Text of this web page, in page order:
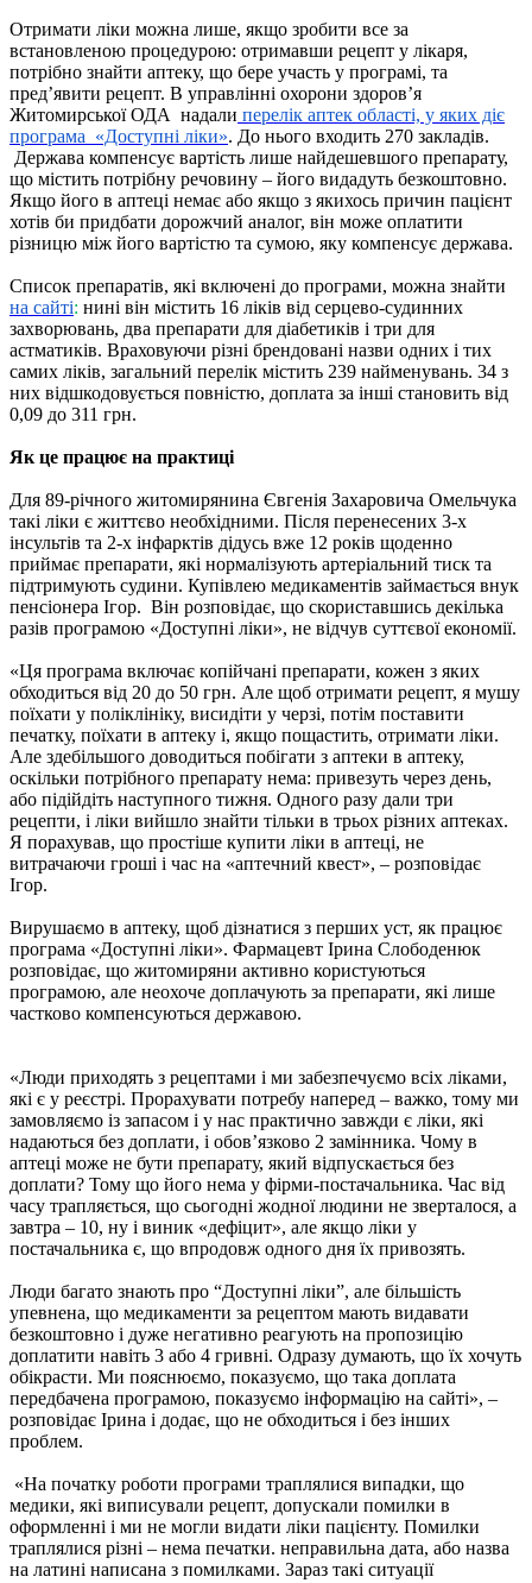
Отримати ліки можна лише, якщо зробити все за
встановленою процедурою: отримавши рецепт у лікаря,
потрібно знайти аптеку, що бере участь у програмі, та
пред’явити рецепт. В управлінні охорони здоров’я
Житомирської ОДА надали перелік аптек області, у яких діє
програма «Доступні ліки». До нього входить 270 закладів.
Держава компенсує вартість лише найдешевшого препарату,
що містить потрібну речовину – його видадуть безкоштовно.
Якщо його в аптеці немає або якщо з якихось причин пацієнт
хотів би придбати дорожчий аналог, він може оплатити
різницю між його вартістю та сумою, яку компенсує держава.
Список препаратів, які включені до програми, можна знайти
на сайті: нині він містить 16 ліків від серцево-судинних
захворювань, два препарати для діабетиків і три для
астматиків. Враховуючи різні брендовані назви одних і тих
самих ліків, загальний перелік містить 239 найменувань. 34 з
них відшкодовується повністю, доплата за інші становить від
0,09 до 311 грн.
Як це працює на практиці
Для 89-річного житомирянина Євгенія Захаровича Омельчука
такі ліки є життєво необхідними. Після перенесених 3-х
інсультів та 2-х інфарктів дідусь вже 12 років щоденно
приймає препарати, які нормалізують артеріальний тиск та
підтримують судини. Купівлею медикаментів займається внук
пенсіонера Ігор. Він розповідає, що скориставшись декілька
разів програмою «Доступні ліки», не відчув суттєвої економії.
«Ця програма включає копійчані препарати, кожен з яких
обходиться від 20 до 50 грн. Але щоб отримати рецепт, я мушу
поїхати у поліклініку, висидіти у черзі, потім поставити
печатку, поїхати в аптеку і, якщо пощастить, отримати ліки.
Але здебільшого доводиться побігати з аптеки в аптеку,
оскільки потрібного препарату нема: привезуть через день,
або підійдіть наступного тижня. Одного разу дали три
рецепти, і ліки вийшло знайти тільки в трьох різних аптеках.
Я порахував, що простіше купити ліки в аптеці, не
витрачаючи гроші і час на «аптечний квест», – розповідає
Ігор.
Вирушаємо в аптеку, щоб дізнатися з перших уст, як працює
програма «Доступні ліки». Фармацевт Ірина Слободенюк
розповідає, що житомиряни активно користуються
програмою, але неохоче доплачують за препарати, які лише
частково компенсуються державою.
«Люди приходять з рецептами і ми забезпечуємо всіх ліками,
які є у реєстрі. Прорахувати потребу наперед – важко, тому ми
замовляємо із запасом і у нас практично завжди є ліки, які
надаються без доплати, і обов’язково 2 замінника. Чому в
аптеці може не бути препарату, який відпускається без
доплати? Тому що його нема у фірми-постачальника. Час від
часу трапляється, що сьогодні жодної людини не зверталося, а
завтра – 10, ну і виник «дефіцит», але якщо ліки у
постачальника є, що впродовж одного дня їх привозять.
Люди багато знають про “Доступні ліки”, але більшість
упевнена, що медикаменти за рецептом мають видавати
безкоштовно і дуже негативно реагують на пропозицію
доплатити навіть 3 або 4 гривні. Одразу думають, що їх хочуть
обікрасти. Ми пояснюємо, показуємо, що така доплата
передбачена програмою, показуємо інформацію на сайті», –
розповідає Ірина і додає, що не обходиться і без інших
проблем.
«На початку роботи програми траплялися випадки, що
медики, які виписували рецепт, допускали помилки в
оформленні і ми не могли видати ліки пацієнту. Помилки
траплялися різні – нема печатки. неправильна дата, або назва
на латині написана з помилками. Зараз такі ситуації